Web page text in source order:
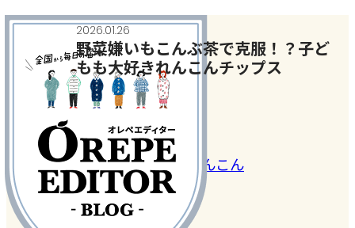
2026.01.26
野菜嫌いもこんぶ茶で克服！？子ど
もも大好きれんこんチップス
今日、何作った？
#こんぶ茶がすごすぎる！
#れんこん